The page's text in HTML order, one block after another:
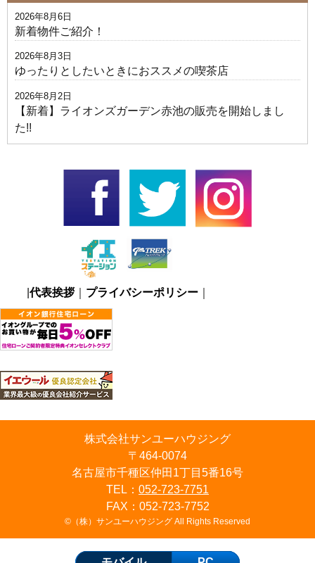
2026年8月6日
新着物件ご紹介！
2026年8月3日
ゆったりとしたいときにおススメの喫茶店
2026年8月2日
【新着】ライオンズガーデン赤池の販売を開始しまし
た!!
|代表挨拶｜ プライバシーポリシー
株式会社サンユーハウジング
〒464-0074
名古屋市千種区仲田1丁目5番16号
TEL： 052-723-7751
FAX：052-723-7752
©（株）サンユーハウジング All Rights Reserved